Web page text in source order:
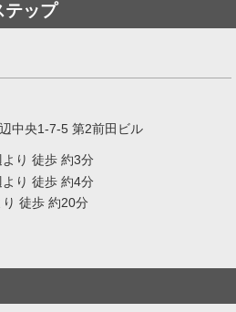
テップ
中央1-7-5 第2前田ビル
り 徒歩 約3分
り 徒歩 約4分
徒歩 約20分